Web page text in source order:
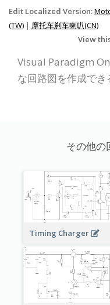
Edit Localized Version:
(TW) | 摩托车刹车喇叭(CN)
View
Visual Paradigm
な回路図を作成でき
その他の
Timing Charger